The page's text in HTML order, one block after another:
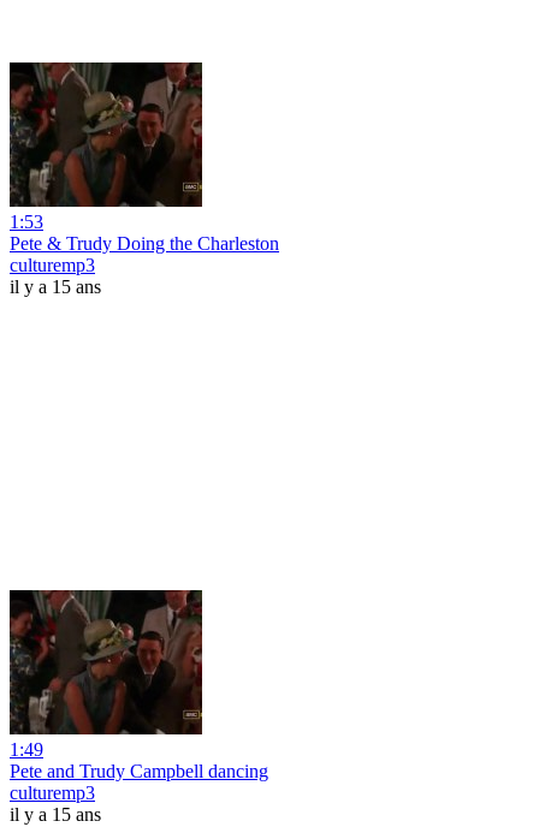
1:53
Pete & Trudy Doing the Charleston
culturemp3
il y a 15 ans
1:49
Pete and Trudy Campbell dancing
culturemp3
il y a 15 ans